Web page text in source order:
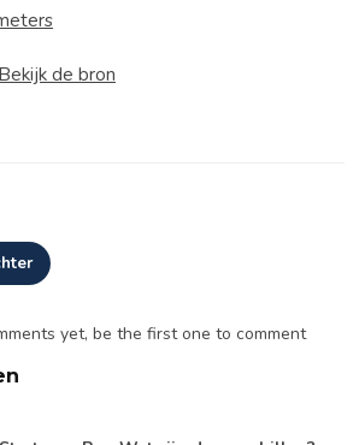
Bekijk de bron
yet, be the first one to comment